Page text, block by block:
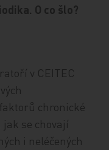
O co šlo?
v CEITEC
chronické
se chovají
i neléčených